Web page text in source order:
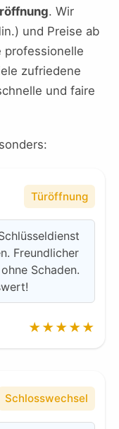
. Wir
und Preise ab
professionelle
zufriedene
und faire
Türöffnung
Freundlicher
Schaden.
★★★★★
Schlosswechsel